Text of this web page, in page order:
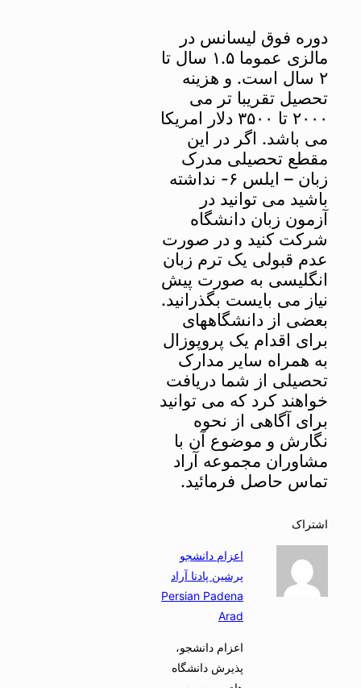
دوره فوق لیسانس در
مالزی عموما ۱.۵ سال تا
۲ سال است. و هزینه
تحصیل تقریبا تر می
۲۰۰۰ تا ۳۵۰۰ دلار امریکا
می باشد. اگر در این
مقطع تحصیلی مدرک
زبان – ایلس ۶- نداشته
باشید می توانید در
آزمون زبان دانشگاه
شرکت کنید و در صورت
عدم قبولی یک ترم زبان
انگلیسی به صورت پیش
نیاز می بایست بگذرانید.
بعضی از دانشگاههای
برای اقدام یک پروپوزال
به همراه سایر مدارک
تحصیلی از شما دریافت
خواهند کرد که می توانید
برای آگاهی از نحوه
نگارش و موضوع آن با
مشاوران مجموعه آراد
تماس حاصل فرمائید.
اشتراک
اعزام دانشجو
پرشین پادنا آراد
Persian Padena
Arad
اعزام دانشجو،
پذیرش دانشگاه